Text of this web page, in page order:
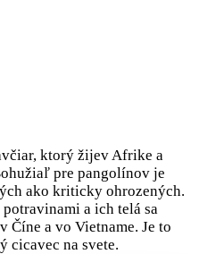
ktorý žijev Afrike a
pre pangolínov je
ako kriticky ohrozených.
a ich telá sa
a vo Vietname. Je to
cicavec na svete.